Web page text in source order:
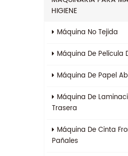
HIGIENE
Máquina No Tejida
Máquina De Película
Máquina De Papel
Máquina De
Trasera
Máquina De Cinta
Pañales